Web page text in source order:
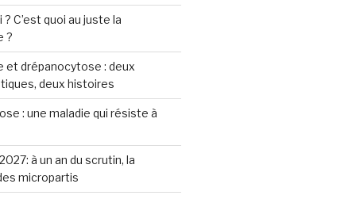
C’est quoi au juste la
?
et drépanocytose : deux
deux histoires
: une maladie qui résiste à
à un an du scrutin, la
micropartis